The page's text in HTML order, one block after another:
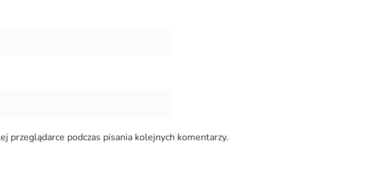
przeglądarce podczas pisania kolejnych komentarzy.